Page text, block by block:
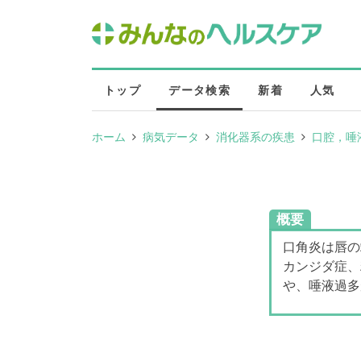
トップ データ検索 新着 人気
ホーム 病気データ 消化器系の疾患 口腔，唾
概要
口角炎は唇
カンジダ症
や、唾液過